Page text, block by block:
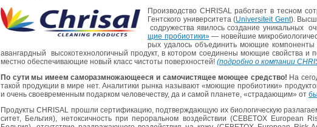
Про­из­вод­ство CHRISAL ра­бо­та­ет в тес­ном
Гент­ско­го уни­вер­си­те­та (Universiteit Gent).
со­дру­же­ства яви­лось со­зда­ние уни­каль­ных
щие про­био­ти­ки»— но­вей­шие
рых уда­лось объ­еди­нить мо­ю­щие
аван­гард­ный вы­со­ко­тех­но­ло­гич­ный про­дукт, в ко­то­ром со­еди­не­ны мо­ю­щие свой­ства и
мест­но обес­пе­чи­ва­ю­щие новый класс чи­сто­ты по­верх­но­стей! (по­дроб­но о ком­па­нии
По сути мы имеем са­мо­раз­мно­жа­ю­ще­е­ся и са­мо­чи­стя­щее мо­ю­щее сред­ство! На
такой про­дук­ции в мире нет. Ана­ли­ти­ки рынка на­зы­ва­ют «мо­ю­щие про­био­ти­ки»
и очень свое­вре­мен­ным по­дар­ком че­ло­ве­че­ству, да и самой пла­не­те, «стра­да­ю­щим» от
Про­дук­ты CHRISAL про­шли сер­ти­фи­ка­цию, под­твер­жда­ю­щую их био­ло­ги­че­скую
си­тет, Бель­гия), неток­сич­ность при пе­ро­раль­ном воз­дей­ствии (CEBETOX European